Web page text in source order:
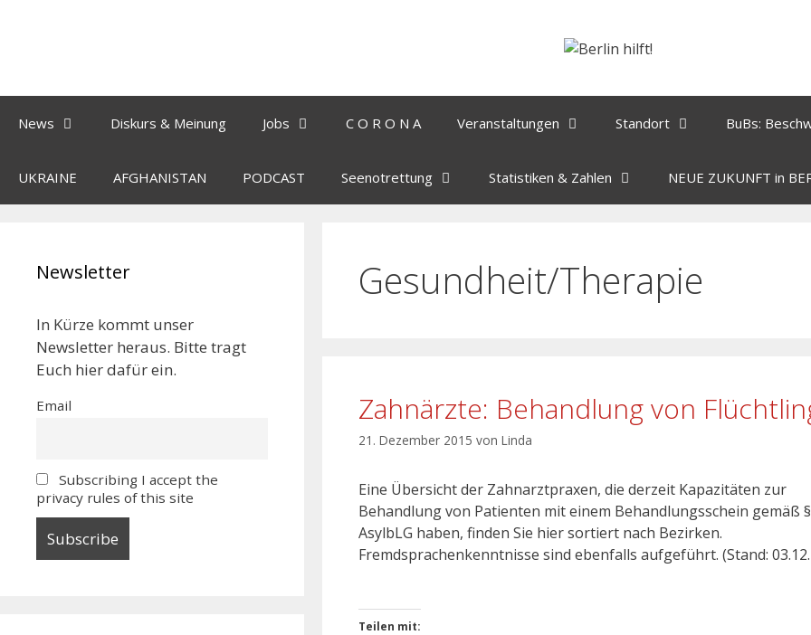
News Diskurs & Meinung Jobs C O R O N A Veranstaltungen Standort BuBs:
UKRAINE AFGHANISTAN PODCAST Seenotrettung Statistiken & Zahlen NEUE ZUKUNFT in
Gesundheit/Therapie
Zahnärzte: Behandlung von
21. Dezember 2015 von Linda
Eine Übersicht der Zahnarztpraxen, die derzeit Kapazitäten zur
Behandlung von Patienten mit einem Behandlungsschein gemäß
AsylbLG haben, finden Sie hier sortiert nach Bezirken.
Fremdsprachenkenntnisse sind ebenfalls aufgeführt. (Stand:
Teilen mit:
Newsletter
In Kürze kommt unser
Newsletter heraus. Bitte tragt
Euch hier dafür ein.
Email
Subscribing I accept the
privacy rules of this site